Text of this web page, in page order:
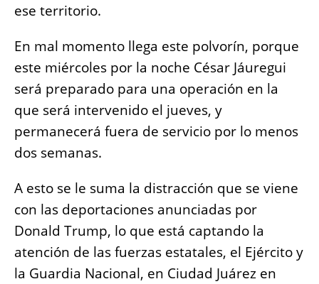
ese territorio.
En mal momento llega este polvorín, porque
este miércoles por la noche César Jáuregui
será preparado para una operación en la
que será intervenido el jueves, y
permanecerá fuera de servicio por lo menos
dos semanas.
A esto se le suma la distracción que se viene
con las deportaciones anunciadas por
Donald Trump, lo que está captando la
atención de las fuerzas estatales, el Ejército y
la Guardia Nacional, en Ciudad Juárez en